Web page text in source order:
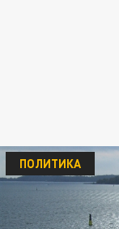
ПОЛИТИКА